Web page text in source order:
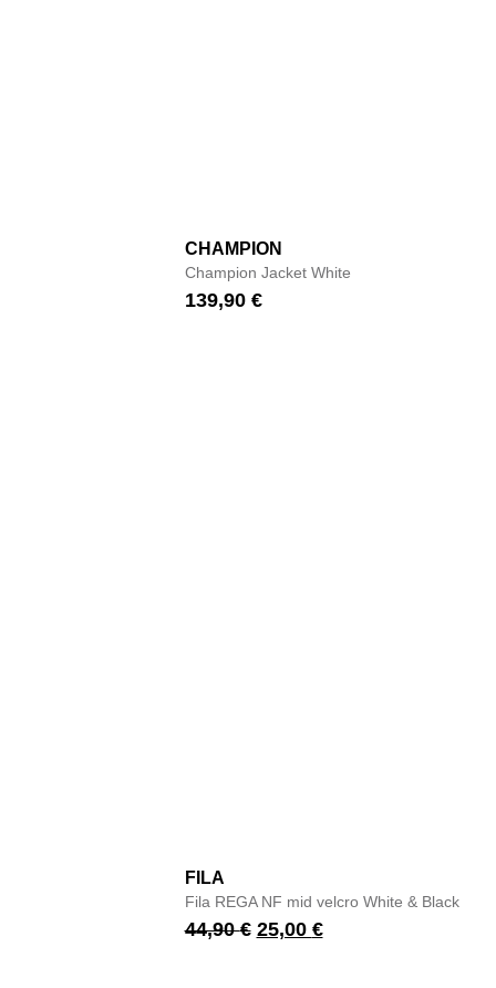
CHAMPION
Champion Jacket White
139,90 €
FILA
Fila REGA NF mid velcro White & Black
44,90€ 25,00 €